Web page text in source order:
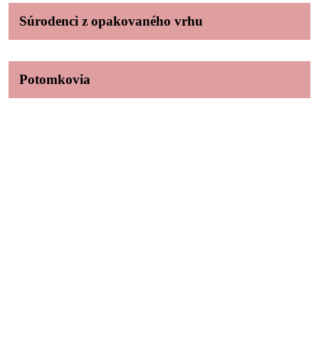
Súrodenci z opakovaného vrhu
Potomkovia